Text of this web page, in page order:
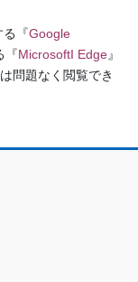
る『Google
『MicrosoftI Edge』
問題なく閲覧でき